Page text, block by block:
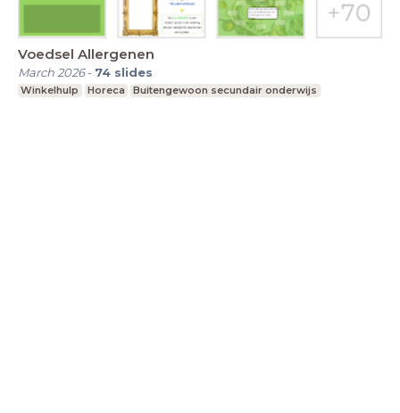
Voedsel Allergenen
March 2026- 74 slides
Winkelhulp Horeca Buitengewoon secundair onderwijs